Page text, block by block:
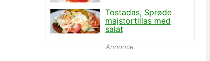
Tostadas, Sprøde
majstortillas med
salat
Annonce